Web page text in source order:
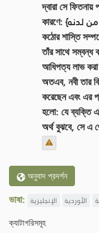
দ্বারা সে
কারণে: {لينذر بأسًا شديدًا من لدنه} {যাতে তাঁর পক্ষ থেকে
কঠোর শাস্তি
তাঁর সাথে সম্বন্ধ
আধিপত্য লাভ করা
অতএব, নবী তার
করেছেন এবং এর
হলো: যে ব্যক্তি
অর্থ বুঝবে, সে এ
অনুবাদ প্রদর্শন
ভাষা: الإنجليزية الأوردية
ক্যাটাগরিসমূহ